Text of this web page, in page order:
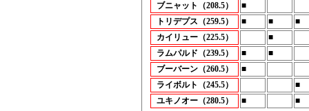
ブニャット（208.5）
■
トリデプス（259.5）
■ ■
■
カイリュー（225.5）
■
ラムパルド（239.5）
■
■
ブーバーン（260.5）
■
ライボルト（245.5）
■
ユキノオー（280.5）
■ ■